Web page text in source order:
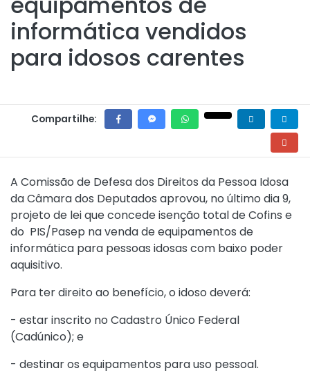
informática vendidos
para idosos carentes
Compartilhe:
A Comissão de Defesa dos Direitos da Pessoa Idosa
da Câmara dos Deputados aprovou, no último dia 9,
projeto de lei que concede isenção total de Cofins e
do PIS/Pasep na venda de equipamentos de
informática para pessoas idosas com baixo poder
aquisitivo.
Para ter direito ao benefício, o idoso deverá:
- estar inscrito no Cadastro Único Federal
(Cadúnico); e
- destinar os equipamentos para uso pessoal.